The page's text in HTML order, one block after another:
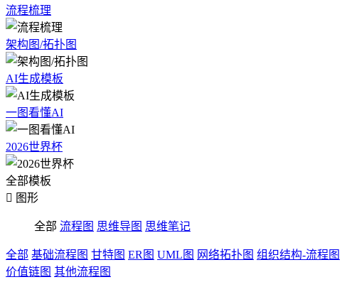
流程梳理
架构图/拓扑图
AI生成模板
一图看懂AI
2026世界杯
全部模板
 图形
全部 流程图 思维导图 思维笔记
全部 基础流程图 甘特图 ER图 UML图 网络拓扑图 组织结构-流程图
价值链图 其他流程图